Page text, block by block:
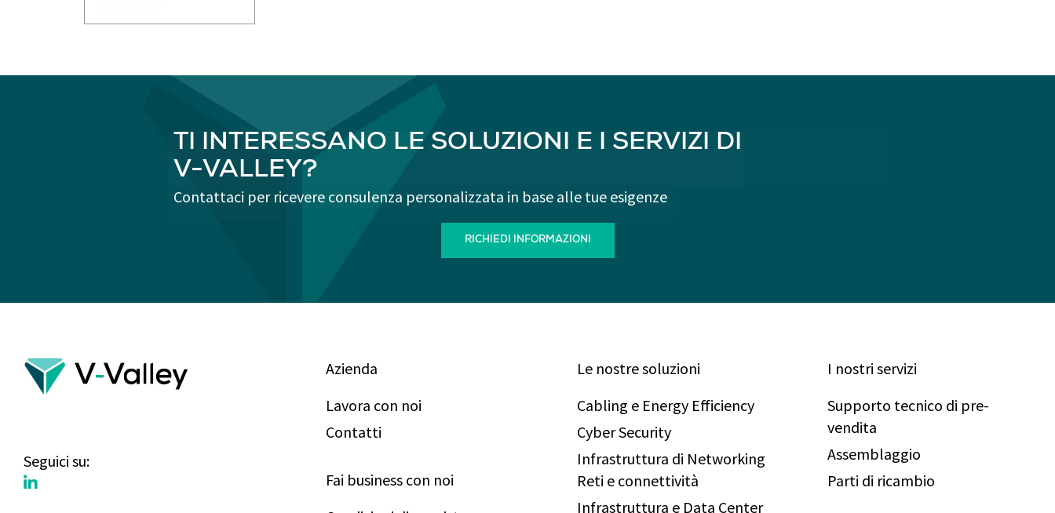
TI INTERESSANO LE SOLUZIONI E I SERVIZI DI
V-VALLEY?
Contattaci per ricevere consulenza personalizzata in base alle tue esigenze
RICHIEDI INFORMAZIONI
Seguici su:
Azienda
Lavora con noi
Contatti
Fai business con noi
Le nostre soluzioni
Cabling e Energy Efficiency
Cyber Security
Infrastruttura di Networking
Reti e connettività
Infrastruttura e Data Center
I nostri servizi
Supporto tecnico di pre-
vendita
Assemblaggio
Parti di ricambio